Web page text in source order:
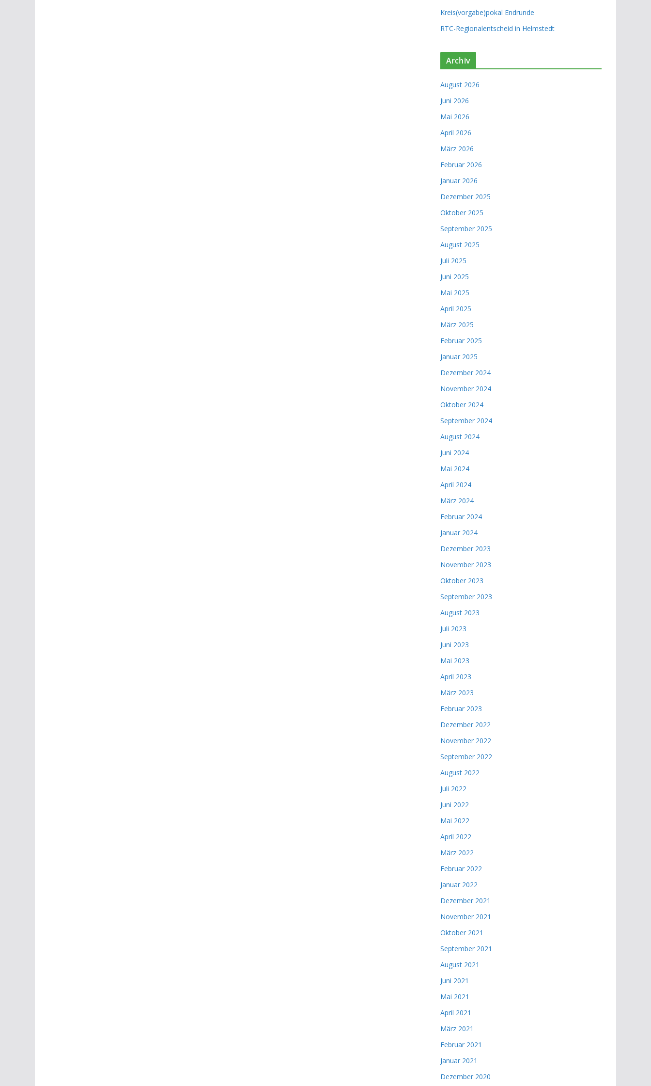
Kreis(vorgabe)pokal Endrunde
RTC-Regionalentscheid in Helmstedt
Archiv
August 2026
Juni 2026
Mai 2026
April 2026
März 2026
Februar 2026
Januar 2026
Dezember 2025
Oktober 2025
September 2025
August 2025
Juli 2025
Juni 2025
Mai 2025
April 2025
März 2025
Februar 2025
Januar 2025
Dezember 2024
November 2024
Oktober 2024
September 2024
August 2024
Juni 2024
Mai 2024
April 2024
März 2024
Februar 2024
Januar 2024
Dezember 2023
November 2023
Oktober 2023
September 2023
August 2023
Juli 2023
Juni 2023
Mai 2023
April 2023
März 2023
Februar 2023
Dezember 2022
November 2022
September 2022
August 2022
Juli 2022
Juni 2022
Mai 2022
April 2022
März 2022
Februar 2022
Januar 2022
Dezember 2021
November 2021
Oktober 2021
September 2021
August 2021
Juni 2021
Mai 2021
April 2021
März 2021
Februar 2021
Januar 2021
Dezember 2020